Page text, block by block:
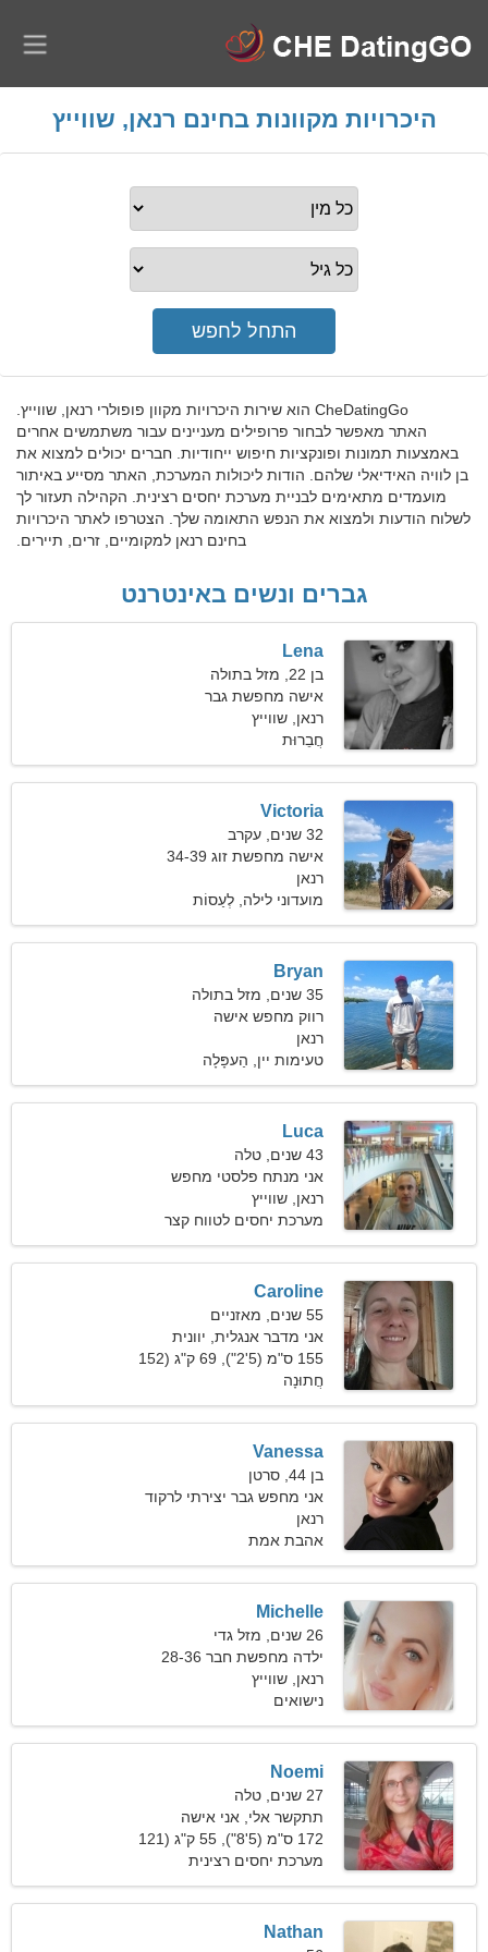
היכרויות מקוונות בחינם רנאן, שווייץ
CheDatingGo הוא שירות היכרויות מקוון פופולרי רנאן, שווייץ.
האתר מאפשר לבחור פרופילים מעניינים עבור משתמשים אחרים
באמצעות תמונות ופונקציות חיפוש ייחודיות. חברים יכולים למצוא את
בן לוויה האידיאלי שלהם. הודות ליכולות המערכת, האתר מסייע באיתור
מועמדים מתאימים לבניית מערכת יחסים רצינית. הקהילה תעזור לך
לשלוח הודעות ולמצוא את הנפש התאומה שלך. הצטרפו לאתר היכרויות
בחינם רנאן למקומיים, זרים, תיירים.
גברים ונשים באינטרנט
Lena
בן 22, מזל בתולה
אישה מחפשת גבר
רנאן, שווייץ
חֲבֵרוּת
Victoria
32 שנים, עקרב
אישה מחפשת זוג 34-39
רנאן
מועדוני לילה, לְעַסוֹת
Bryan
35 שנים, מזל בתולה
רווק מחפש אישה
רנאן
טעימות יין, הַעפָּלָה
Luca
43 שנים, טלה
אני מנתח פלסטי מחפש
אישה יפה
רנאן, שווייץ
מערכת יחסים לטווח קצר
Caroline
55 שנים, מאזניים
אני מדבר אנגלית, יוונית
155 ס"מ (5'2"), 69 ק"ג (152
פאונד)
חֲתוּנָה
Vanessa
בן 44, סרטן
אני מחפש גבר יצירתי לרקוד
רנאן
אהבת אמת
Michelle
26 שנים, מזל גדי
ילדה מחפשת חבר 28-36
רנאן, שווייץ
נישואים
Noemi
27 שנים, טלה
תתקשר אלי, אני אישה
מיומנת
172 ס"מ (5'8"), 55 ק"ג (121
פאונד)
מערכת יחסים רצינית
Nathan